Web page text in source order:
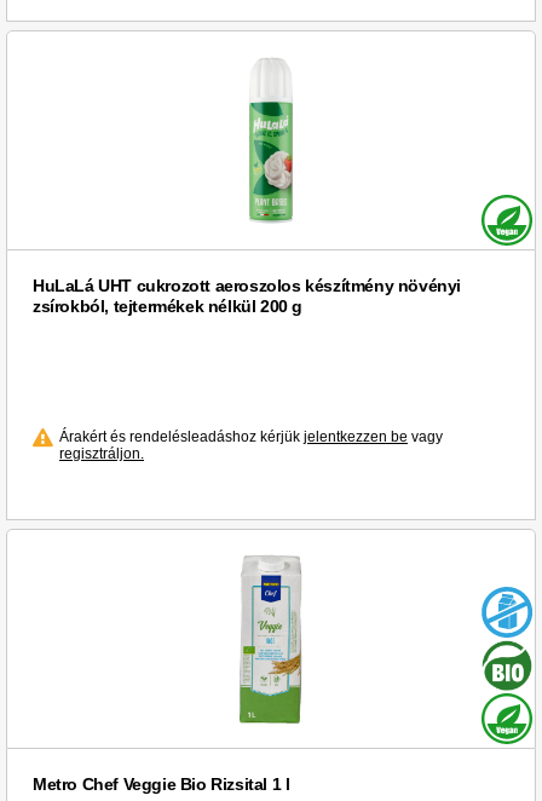
HuLaLá UHT cukrozott aeroszolos készítmény növényi
zsírokból, tejtermékek nélkül 200 g
Árakért és rendelésleadáshoz kérjük jelentkezzen be vagy
regisztráljon.
Metro Chef Veggie Bio Rizsital 1 l